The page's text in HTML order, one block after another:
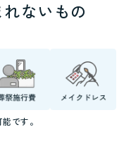
ないもの
です。